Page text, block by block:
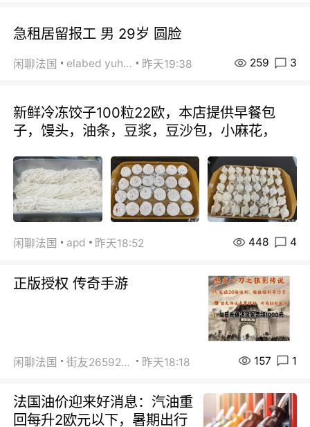
急租居留报工 男 29岁 圆脸
闲聊法国 elabed yuhua 昨天19:38 259 3
新鲜冷冻饺子100粒22欧，本店提供早餐包
子，馒头，油条，豆浆，豆沙包，小麻花，
闲聊法国 apd 昨天18:52 448 4
正版授权 传奇手游
闲聊法国 街友26592800 昨天18:18 157 1
法国油价迎来好消息：汽油重
回每升2欧元以下，暑期出行